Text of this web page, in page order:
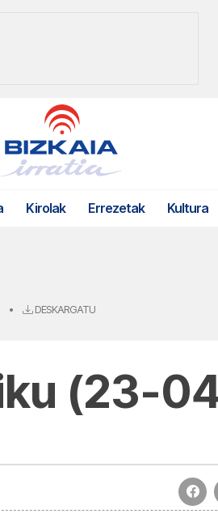
Kirolak Errezetak Kultura
• DESKARGATU
(23-